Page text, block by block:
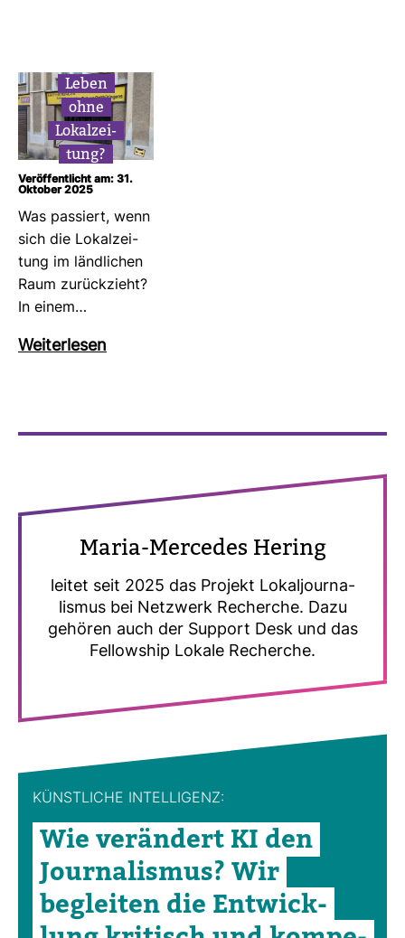
Leben
ohne
Lokal­zei­
tung?
Veröffentlicht am: 31.
Oktober 2025
Was pas­siert, wenn
sich die Lokal­zei­
tung im länd­li­chen
Raum zurück­zieht?
In einem…
Wei­ter­lesen
Maria-​Mer­cedes Hering
leitet seit 2025 das Pro­jekt Lokal­jour­na­
lismus bei Netz­werk Recherche. Dazu
gehören auch der Sup­port Desk und das
Fel­low­ship Lokale Recherche.
KÜNST­LICHE INTEL­LI­GENZ:
Wie ver­än­dert KI den
Jour­na­lismus? Wir
begleiten die Ent­wick­